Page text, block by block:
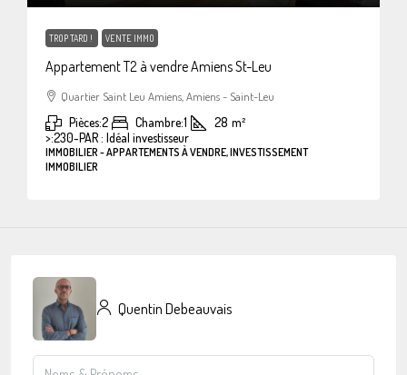
TROP TARD ! VENTE IMMO
Appartement T2 à vendre Amiens St-Leu
Quartier Saint Leu Amiens, Amiens - Saint-Leu
Pièces:2 Chambre:1 28 m²
>:230-PAR : Idéal investisseur
IMMOBILIER - APPARTEMENTS À VENDRE, INVESTISSEMENT
IMMOBILIER
Quentin Debeauvais